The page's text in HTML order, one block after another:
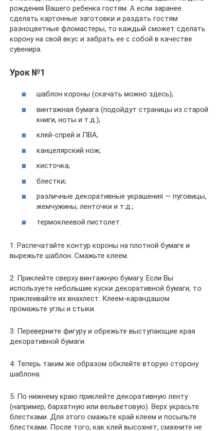
рождения Вашего ребенка гостям. А если заранее
сделать картонные заготовки и раздать гостям
разноцветные фломастеры, то каждый сможет сделать
корону на свой вкус и забрать ее с собой в качестве
сувенира.
Урок №1
шаблон короны (скачать можно здесь);
винтажная бумага (подойдут страницы из старой
книги, ноты и т.д.);
клей-спрей и ПВА;
канцелярский нож;
кисточка;
блестки;
различные декоративные украшения — пуговицы,
жемчужины, ленточки и т.д.;
термоклеевой пистолет.
1: Распечатайте контур короны на плотной бумаге и
вырежьте шаблон. Смажьте клеем.
2: Приклейте сверху винтажную бумагу. Если Вы
используете небольшие куски декоративной бумаги, то
приклеивайте их внахлест. Клеем-карандашом
промажьте углы и стыки.
3: Переверните фигуру и обрежьте выступающие края
декоративной бумаги.
4: Теперь таким же образом обклейте вторую сторону
шаблона.
5: По нижнему краю приклейте декоративную ленту
(например, бархатную или вельветовую). Верх украсьте
блестками. Для этого смажьте край клеем и посыпьте
блестками. После того, как клей высохнет, смахните не